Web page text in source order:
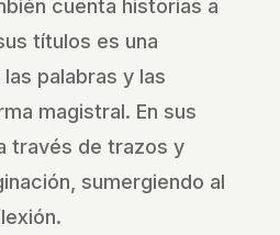
cuenta historias a
títulos es una
palabras y las
magistral. En sus
través de trazos y
sumergiendo al